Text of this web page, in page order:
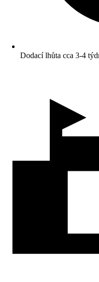
Dodací lhůta cca 3-4